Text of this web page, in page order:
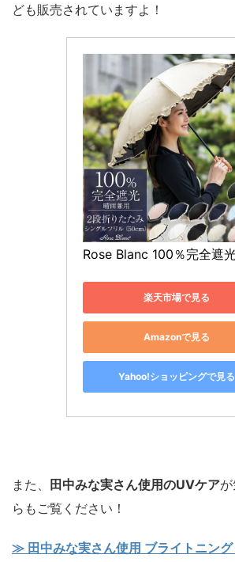
ども販売されていますよ！
Rose Blanc 100％完全遮
楽天市場で見る
Amazonで見る
Yahoo!ショッピングで見る
また、 田中みな実さん使用のUVケア
らもご覧ください！
≫ 田中みな実さん使用 ブライトニン